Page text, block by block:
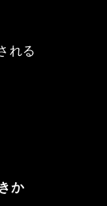
れる
か